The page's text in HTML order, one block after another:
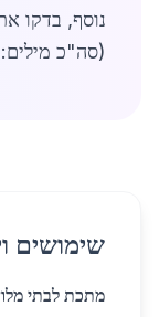
נוסף, בדקו
(סה"כ מילים: 1,450)
שימושים
מתכת לבתי